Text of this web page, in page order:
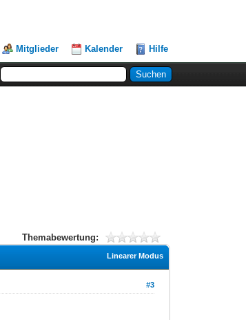
Mitglieder Kalender Hilfe
Themabewertung:
Linearer Modus
#3